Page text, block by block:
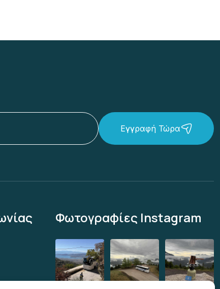
Εγγραφή Τώρα
Φωτογραφίες Instagram